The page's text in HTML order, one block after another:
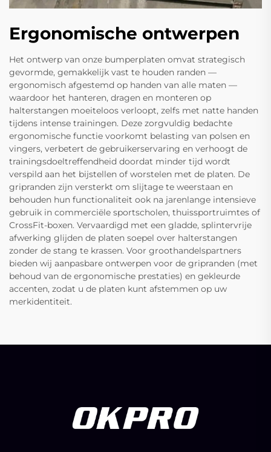
Ergonomische ontwerpen
Het ontwerp van onze bumperplaten omvat strategisch
gevormde, gemakkelijk vast te houden randen —
ergonomisch afgestemd op handen van alle maten —
waardoor het hanteren, dragen en monteren op
halterstangen moeiteloos verloopt, zelfs met natte handen
tijdens intense trainingen. Deze zorgvuldig bedachte
ergonomische functie voorkomt belasting van polsen en
vingers, verbetert de gebruikerservaring en verhoogt de
trainingsdoeltreffendheid doordat minder tijd wordt
verspild aan het bijstellen of worstelen met de platen. De
gripranden zijn versterkt om slijtage te weerstaan en
behouden hun functionaliteit ook na jarenlange intensieve
gebruik in commerciële sportscholen, thuissportruimtes of
CrossFit-boxen. Vervaardigd met een gladde, splintervrije
afwerking glijden de platen soepel over halterstangen
zonder de stang te krassen. Voor groothandelspartners
bieden wij aanpasbare ontwerpen voor de gripranden (met
behoud van de ergonomische prestaties) en gekleurde
accenten, zodat u de platen kunt afstemmen op uw
merkidentiteit.